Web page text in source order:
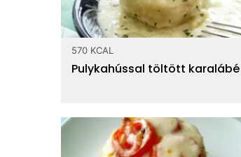
570 KCAL
Pulykahússal töltött karalábé